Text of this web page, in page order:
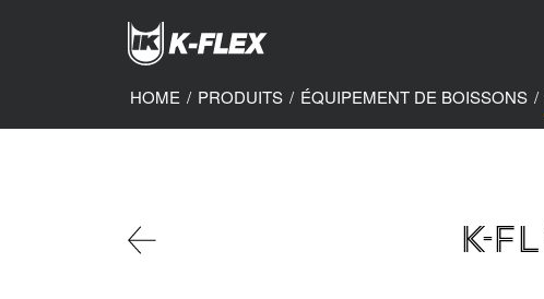
HOME / PRODUITS / ÉQUIPEMENT DE BOISSONS /
K-